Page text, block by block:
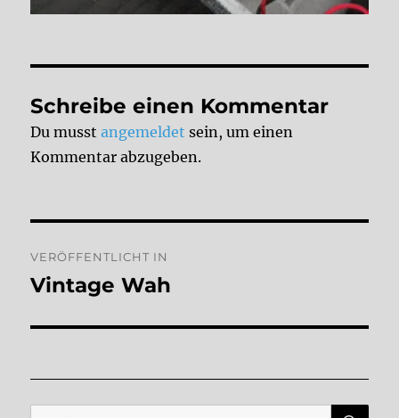
Schreibe einen Kommentar
Du musstangemeldet sein, um einen
Kommentar abzugeben.
VERÖFFENTLICHT IN
Vintage Wah